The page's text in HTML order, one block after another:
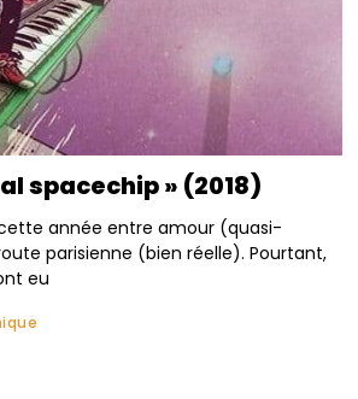
spacechip » (2018)
année entre amour (quasi-
parisienne (bien réelle). Pourtant,
eu